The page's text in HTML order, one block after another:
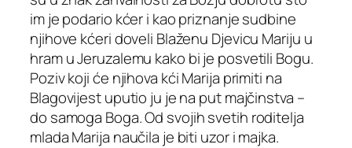
im je podario kćer i kao priznanje sudbine
njihove kćeri doveli Blaženu Djevicu Mariju u
hram u Jeruzalemu kako bi je posvetili Bogu.
Poziv koji će njihova kći Marija primiti na
Blagovijest uputio ju je na put majčinstva –
do samoga Boga. Od svojih svetih roditelja
mlada Marija naučila je biti uzor i majka.